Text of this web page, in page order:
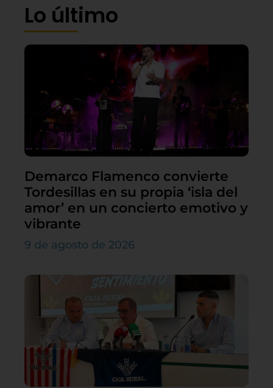
Lo último
Demarco Flamenco convierte
Tordesillas en su propia ‘isla del
amor’ en un concierto emotivo y
vibrante
9 de agosto de 2026